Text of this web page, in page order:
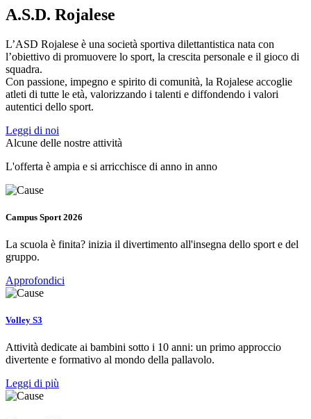
A.S.D. Rojalese
L’ASD Rojalese è una società sportiva dilettantistica nata con
l’obiettivo di promuovere lo sport, la crescita personale e il gioco di
squadra.
Con passione, impegno e spirito di comunità, la Rojalese accoglie
atleti di tutte le età, valorizzando i talenti e diffondendo i valori
autentici dello sport.
Leggi di noi
Alcune delle nostre attività
L'offerta è ampia e si arricchisce di anno in anno
Campus Sport 2026
La scuola è finita? inizia il divertimento all'insegna dello sport e del
gruppo.
Approfondici
Volley S3
Attività dedicate ai bambini sotto i 10 anni: un primo approccio
divertente e formativo al mondo della pallavolo.
Leggi di più